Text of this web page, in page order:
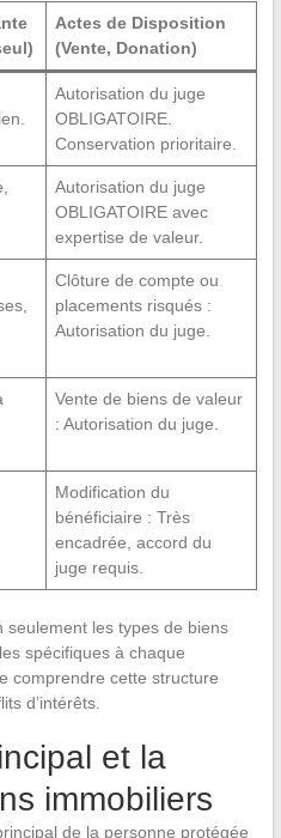
Actes de Disposition
(Vente, Donation)
Autorisation du juge
OBLIGATOIRE.
Conservation prioritaire.
Autorisation du juge
OBLIGATOIRE avec
expertise de valeur.
Clôture de compte ou
placements risqués :
Autorisation du juge.
Vente de biens de valeur
: Autorisation du juge.
Modification du
bénéficiaire : Très
encadrée, accord du
juge requis.
les types de biens
spécifiques à chaque
comprendre cette structure
d’intérêts.
et la
immobiliers
de la personne protégée